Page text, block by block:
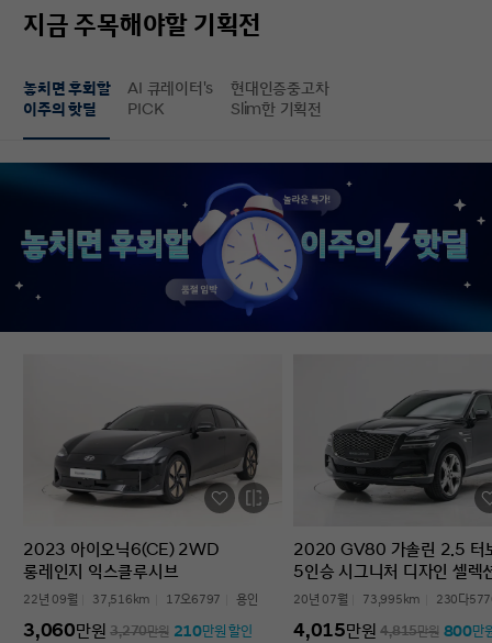
제공돼서 불안감이 많이 줄었다는
상태가 더 좋아서 만족도가 높았습니다.
중고차지만 관리가 잘 된 차량이라는
느낌이 확실히 들었습니다. 무엇보다
좋았던 건 ‘중고차인데도 걱정이 거의
없었다’는 점입니다. 차를 잘 모르는 사람
입장에서는 어디를 봐야 할지부터
막막한데, 그런 부담이 많이 줄었습니다.
온라인으로 비교하고 구매까지 진행할 수
있어서 시간적으로도 편했고, 직장인
입장에서는 이 부분이 특히
있을 것 같습니다. 중고차 구매가
처음이거나 차량 상태 확인이 어려운
분들에게는 현대인증중고차를 충분히
고려해볼 만하다고 생각합니다.
도착해 기분 좋게 차를
완벽한 경험이었습니
고민하는 사람 있으면
현대인증중고차 추천
차량 보내주셔서 감사
지금 주목해야할 기획전
놓치면 후회할
이주의 핫딜
AI 큐레이터's
PICK
현대인증중고차
Slim한 기획전
2023 아이오닉6(CE) 2WD
롱레인지 익스클루시브
22년 09월 37,516km 17오6797 용인
3,060만원 3,270만원 210만원 할인
2020 GV80 가솔린 2.5 터
5인승 시그니처 디자인 셀
20년 07월 73,995km 230다
4,015만원 4,815만원 800만